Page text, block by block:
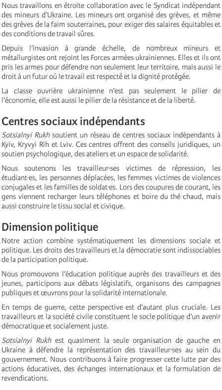
Nous travaillons en étroite collaboration avec le Syndicat indépendant
des mineurs d’Ukraine. Les mineurs ont organisé des grèves, et même
des grèves de la faim souterraines, pour exiger des salaires équitables et
des conditions de travail sûres.
Depuis l’invasion à grande échelle, de nombreux mineurs et
métallurgistes ont rejoint les Forces armées ukrainiennes. Elles et ils ont
pris les armes pour défendre non seulement leur territoire, mais aussi le
droit à un futur où le travail est respecté et la dignité protégée.
La classe ouvrière ukrainienne n’est pas seulement le pilier de
l’économie, elle est aussi le pilier de la résistance et de la liberté.
Centres sociaux indépendants
Sotsialnyi Rukhsoutient un réseau de centres sociaux indépendants à
Kyiv, Kryvyi Rih et Lviv. Ces centres offrent des conseils juridiques, un
soutien psychologique, des ateliers et un espace de solidarité.
Nous soutenons les travailleur·ses victimes de répression, les
étudiant·es, les personnes déplacées, les femmes victimes de violences
conjugales et les familles de soldat·es. Lors des coupures de courant, les
gens viennent recharger leurs téléphones et boire du thé chaud, mais
aussi construire le tissu social et civique.
Dimension politique
Notre action combine systématiquement les dimensions sociale et
politique. Les droits des travailleurs et la démocratie sont indissociables
de la participation politique.
Nous promouvons l’éducation politique auprès des travailleurs et des
jeunes, participons aux débats législatifs, organisons des campagnes
publiques et œuvrons pour la solidarité internationale.
En temps de guerre, cette perspective est d’autant plus cruciale. Les
travailleurs et la société civile constituent le socle politique d’un avenir
démocratique et socialement juste.
Sotsialnyi Rukhest quasiment la seule organisation de gauche en
Ukraine à défendre la représentation des travailleur·ses au sein du
gouvernement. Nous contribuons à faire progresser cette lutte par des
actions éducatives, des échanges internationaux et la formulation de
revendications.